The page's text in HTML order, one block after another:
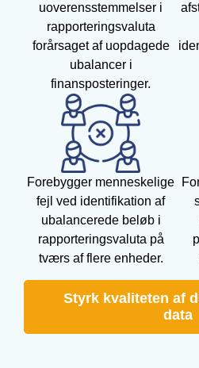
uoverensstemmelser i
rapporteringsvaluta
forårsaget af uopdagede
ubalancer i
finansposteringer.
Forebygger menneskelige
fejl ved identifikation af
ubalancerede beløb i
rapporteringsvaluta på
tværs af flere enheder.
Styrk kvaliteten af
data